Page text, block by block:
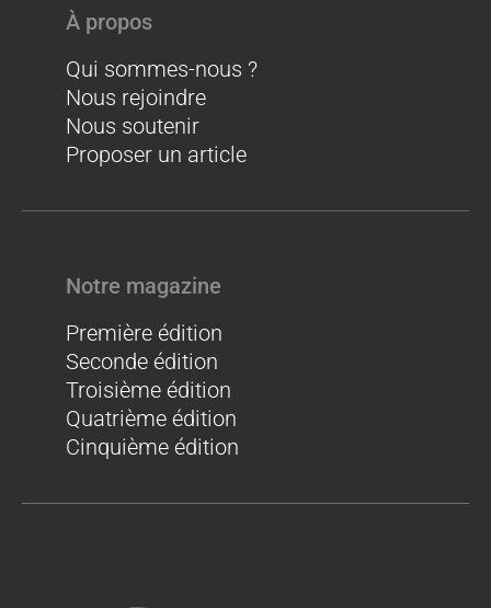
À propos
Qui sommes-nous ?
Nous rejoindre
Nous soutenir
Proposer un article
Notre magazine
Première édition
Seconde édition
Troisième édition
Quatrième édition
Cinquième édition